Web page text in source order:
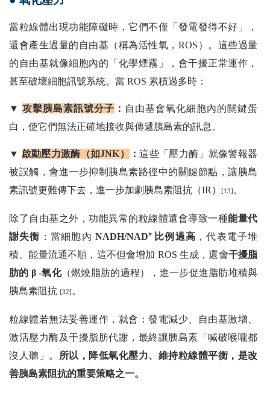
當粒線體出現功能障礙時，它們不僅「發電發得不好」，
還會產生過量的自由基（稱為活性氧，ROS）。這些過量
的自由基就像細胞內的「化學煙霧」，會干擾正常運作，
甚至破壞細胞訊號系統。當 ROS 累積過多時：
▼攻擊胰島素訊號分子 ： 自由基會氧化細胞內的關鍵蛋
白，使它們無法正確地接收與傳遞胰島素的訊息。
▼ 啟動壓力激酶（如JNK） ：這些「壓力酶」就像警報器
被誤觸，會進一步抑制胰島素路徑中的關鍵節點，讓胰島
素訊號更難傳下去，進一步加劇胰島素阻抗（IR）
[13] 。
除了自由基之外，功能異常的粒線體還會導致一種能量代
謝失衡 ：當細胞內 NADH/NAD⁺ 比例過高 ，代表電子堆
積、能量流通不順，這不但會增加 ROS 生成，還會干擾脂
肪的 β -氧化（燃燒脂肪的過程），進一步促進脂肪堆積與
胰島素阻抗 [32] 。
粒線體若無法妥善運作，就會：發電減少、自由基激增、
激活壓力酶及干擾脂肪代謝，最終讓胰島素「喊破喉嚨都
沒人聽」。
所以，降低氧化壓力、維持粒線體平衡，是改
善胰島素阻抗的重要策略之一。